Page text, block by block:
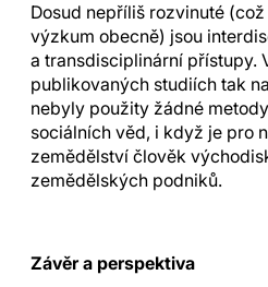
Dosud nepříliš rozvinuté
výzkum obecně) jsou
a transdisciplinární přístupy.
publikovaných studiích tak
nebyly použity žádné
sociálních věd, i když je pro
zemědělství člověk
zemědělských podniků.
Závěr a perspektiva